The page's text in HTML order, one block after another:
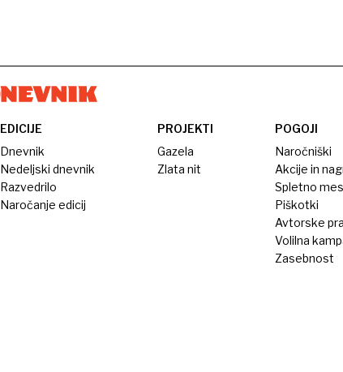
EDICIJE
Dnevnik
Nedeljski dnevnik
Razvedrilo
Naročanje edicij
PROJEKTI
Gazela
Zlata nit
POGOJI
Naročniški
Akcije in
Spletno
Piškotki
Avtorske
Volilna
Zasebnost